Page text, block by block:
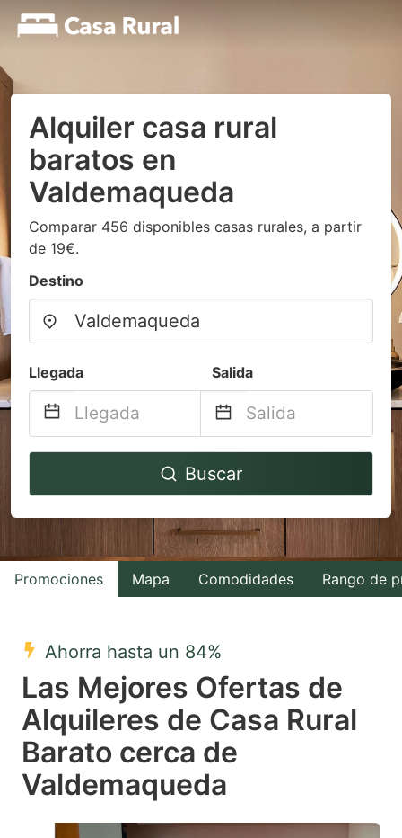
Alquiler casa rural
baratos en
Valdemaqueda
Comparar 456 disponibles casas rurales, a partir
de 19€.
Destino
Llegada Salida
Navigate
to
interact
with
the
select
a
date.
Press
the
question
mark
Navigate
to
interact
with
the
a
date.
mark
Buscar
Promociones Mapa Comodidades Rango de
Ahorra hasta un 84%
Las Mejores Ofertas de
Alquileres de Casa Rural
Barato cerca de
Valdemaqueda